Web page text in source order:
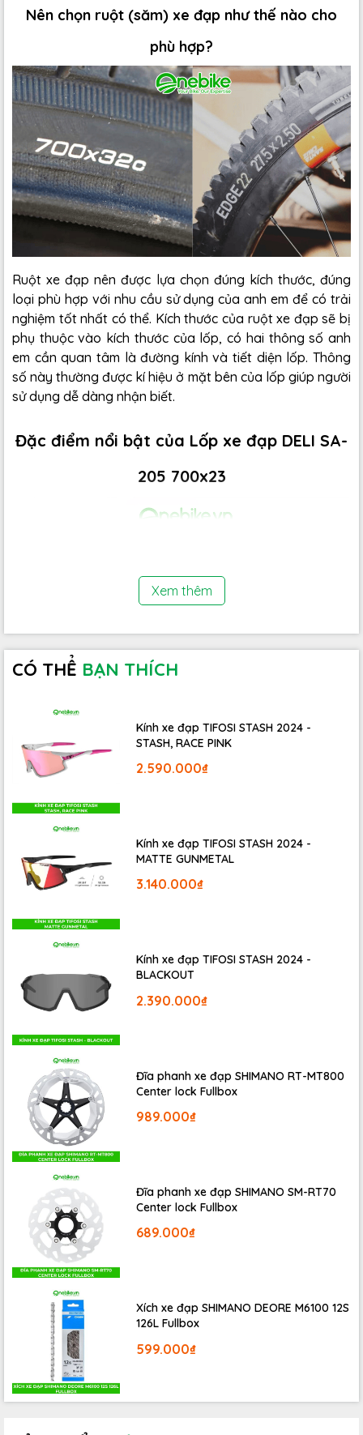
Nên chọn ruột (săm) xe đạp như thế nào cho
phù hợp?
Ruột xe đạp nên được lựa chọn đúng kích thước, đúng
loại phù hợp với nhu cầu sử dụng của anh em để có trải
nghiệm tốt nhất có thể. Kích thước của ruột xe đạp sẽ bị
phụ thuộc vào kích thước của lốp, có hai thông số anh
em cần quan tâm là đường kính và tiết diện lốp. Thông
số này thường được kí hiệu ở mặt bên của lốp giúp người
sử dụng dễ dàng nhận biết.
Đặc điểm nổi bật của Lốp xe đạp DELI SA-
205 700x23
Lốp xe đạp DELI SA-205 700x23giảm thiểu được tối đa
lượng khí mất đi do kết cấu valve đặc biệt và chất liệu
Mỗi lốp xe củaSCHWALBE
kiểm định độc lập để đảm bảo độ nén và giữ khí. Việc
kiểm đinh sẽ đảm bảo được chất lượng và độ bền của
lốp xe trong suốt thời gian sử dụng.
Xem thêm
CÓ THỂ BẠN THÍCH
Kính xe đạp TIFOSI STASH 2024 -
STASH, RACE PINK
2.590.000₫
Kính xe đạp TIFOSI STASH 2024 -
MATTE GUNMETAL
3.140.000₫
Kính xe đạp TIFOSI STASH 2024 -
BLACKOUT
2.390.000₫
Đĩa phanh xe đạp SHIMANO RT-MT800
Center lock Fullbox
989.000₫
Đĩa phanh xe đạp SHIMANO SM-RT70
Center lock Fullbox
689.000₫
Xích xe đạp SHIMANO DEORE M6100 12S
126L Fullbox
599.000₫